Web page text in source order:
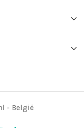
- België